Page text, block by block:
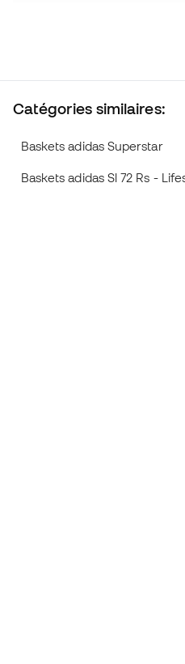
Catégories similaires:
Baskets adidas Superstar
Baskets adidas Sl 72 Rs -